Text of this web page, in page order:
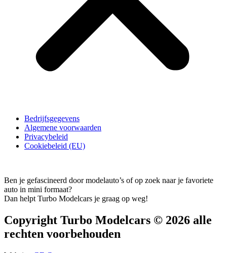
Bedrijfsgegevens
Algemene voorwaarden
Privacybeleid
Cookiebeleid (EU)
Ben je gefascineerd door modelauto’s of op zoek naar je favoriete
auto in mini formaat?
Dan helpt Turbo Modelcars je graag op weg!
Copyright Turbo Modelcars © 2026 alle
rechten voorbehouden